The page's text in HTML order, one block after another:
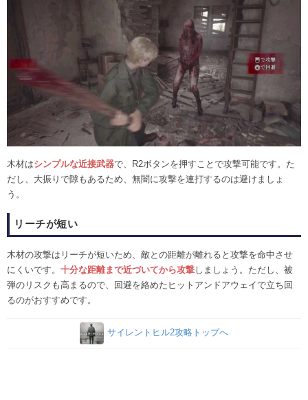
木材はシンプルな近接武器で、R2ボタンを押すことで攻撃可能です。た
だし、大振りで隙もあるため、無闇に攻撃を連打するのは避けましょ
う。
リーチが短い
木材の攻撃はリーチが短いため、敵との距離が離れると攻撃を命中させ
にくいです。 十分な距離まで近づいてから攻撃しましょう。ただし、被
弾のリスクも高まるので、回避を絡めたヒットアンドアウェイで立ち回
るのがおすすめです。
サイレントヒル2攻略トップへ